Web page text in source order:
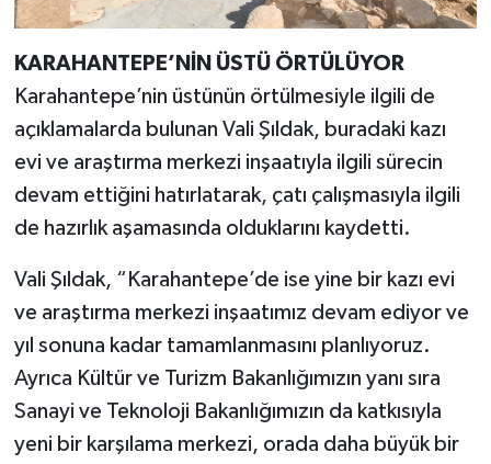
KARAHANTEPE’NİN ÜSTÜ ÖRTÜLÜYOR
Karahantepe’nin üstünün örtülmesiyle ilgili de
açıklamalarda bulunan Vali Şıldak, buradaki kazı
evi ve araştırma merkezi inşaatıyla ilgili sürecin
devam ettiğini hatırlatarak, çatı çalışmasıyla ilgili
de hazırlık aşamasında olduklarını kaydetti.
Vali Şıldak, “Karahantepe’de ise yine bir kazı evi
ve araştırma merkezi inşaatımız devam ediyor ve
yıl sonuna kadar tamamlanmasını planlıyoruz.
Ayrıca Kültür ve Turizm Bakanlığımızın yanı sıra
Sanayi ve Teknoloji Bakanlığımızın da katkısıyla
yeni bir karşılama merkezi, orada daha büyük bir